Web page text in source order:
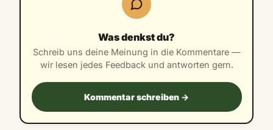
Was denkst du?
Schreib uns deine Meinung in die Kommentare —
wir lesen jedes Feedback und antworten gern.
Kommentar schreiben →